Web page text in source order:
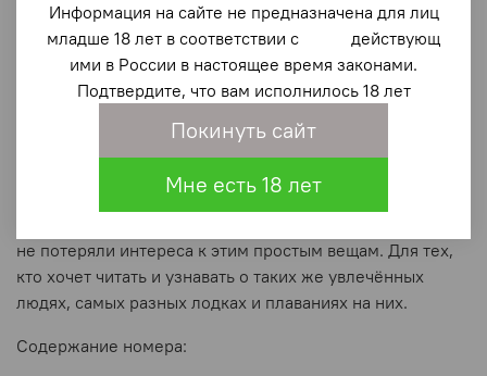
Почему «Тарпон»? Это имя яхты, которая сто лет назад
своими яркими выступлениями на различных
европейских регатах показала, что в России есть
хорошие суда и отличные гонщики. Кстати, она до сих
Для чего человеку лодка? Она нужна для простых в
прогулок, гонок, рыбалки,
не потеряли интереса к этим простым вещам. Для тех,
кто хочет читать и узнавать о таких же увлечённых
людях, самых разных лодках и плаваниях на них.
Содержание номера:
Информация на сайте не предназначена для лиц
младше 18 лет в соответствии с действующ
ими в России в настоящее время законами.
Подтвердите, что вам исполнилось 18 лет
Покинуть сайт
Мне есть 18 лет